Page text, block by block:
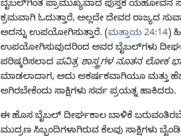
ಬೈಬಲ್‌ಗಿಂತ ಪ್ರಾಮುಖ್ಯವಾದ ಪುಸ್ತಕ ಯೆಹೋವನ
ಕ್ರಮವಾಗಿ ಓದುತ್ತಾರೆ, ಅಲ್ಲದೇ ದೇವರ ರಾಜ್ಯದ
ಅದನ್ನು ಉಪಯೋಗಿಸುತ್ತಾರೆ. (ಮತ್ತಾಯ 24:14)
ಉಪಯೋಗಿಸುವುದರಿಂದ ಅವರ ಬೈಬಲ್‌ಗಳು
ಪರಿಷ್ಕರಿಸಲಾದ ಪವಿತ್ರ ಶಾಸ್ತ್ರಗಳ ನೂತನ ಲೋಕ
ಮಾಡಲಾದಾಗ, ಅದು ಆಕರ್ಷಕವಾಗಿಯೂ ಮತ್ತು
ಆಗಿರಬೇಕೆಂದು ಸಾಕ್ಷಿಗಳು ಸರ್ವ ಪ್ರಯತ್ನ ಹಾಕಿದರು.
ಈ ಹೊಸ ಬೈಬಲ್‌ ದೀರ್ಘಕಾಲ ಬಾಳಿಕೆ
ಮುದ್ರಣ ಸಿಬ್ಬಂದಿಗಳಾಗಿರುವ ಕೆಲವು ಸಾಕ್ಷಿಗಳು